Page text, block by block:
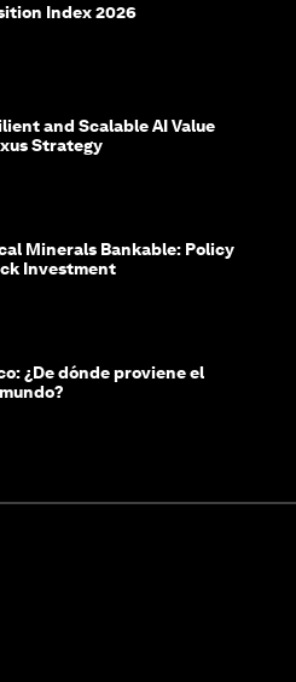
Index 2026
and Scalable AI Value
Strategy
Minerals Bankable: Policy
Investment
¿De dónde proviene el